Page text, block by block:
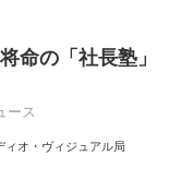
命の「社長塾」
ース
ィオ・ヴィジュアル局